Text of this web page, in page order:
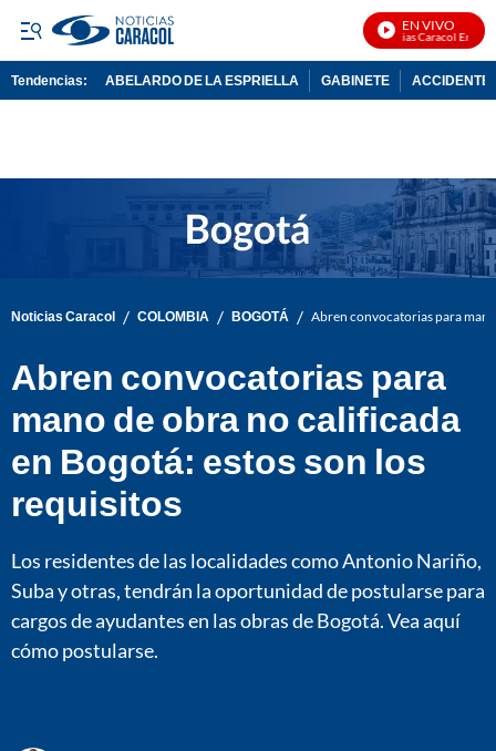
EN VIVO
Noticias Caracol En Vivo
Tendencias: ABELARDO DE LA ESPRIELLA GABINETE ACCIDENTE
Noticias Caracol / COLOMBIA / BOGOTÁ / Abren convocatorias para
Abren convocatorias para
mano de obra no calificada
en Bogotá: estos son los
requisitos
Los residentes de las localidades como Antonio Nariño,
Suba y otras, tendrán la oportunidad de postularse para
cargos de ayudantes en las obras de Bogotá. Vea aquí
cómo postularse.